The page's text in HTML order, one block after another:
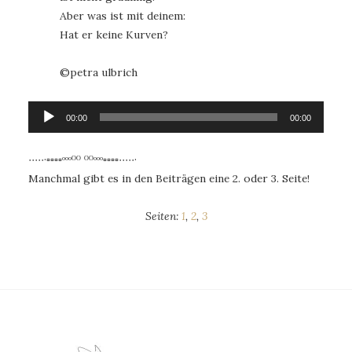
Aber was ist mit deinem:
Hat er keine Kurven?
©️petra ulbrich
Audio-
00:00 00:00
∙∙∙∙∙·▫▫▫▫ᵒᵒᵒᴼᴼ ᴼᴼᵒᵒᵒ▫▫▫▫∙∙∙∙∙·
Manchmal gibt es in den Beiträgen eine 2. oder 3. Seite!
Seiten: 1, 2, 3